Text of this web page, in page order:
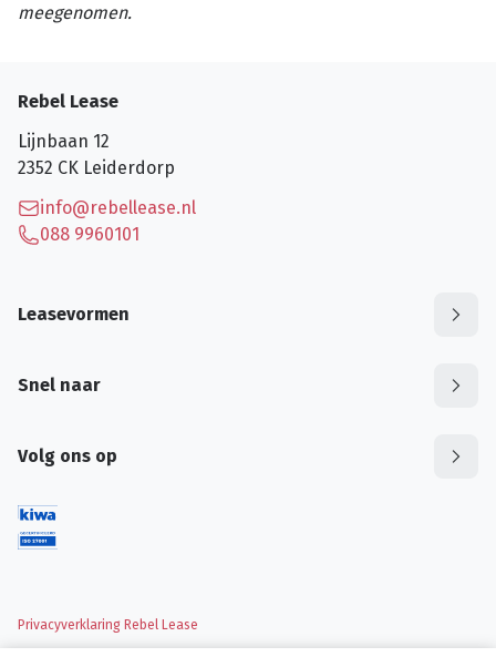
meegenomen.
Rebel Lease
Lijnbaan 12
2352 CK Leiderdorp
info@rebellease.nl
088 9960101
Leasevormen
Snel naar
Volg ons op
Privacyverklaring Rebel Lease